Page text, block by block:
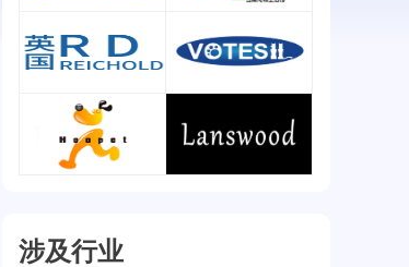
MIISHIIEM
查看详情
憨憨乐园
查看详情
REICHOLD
查看详情 查看详情
涉及行业